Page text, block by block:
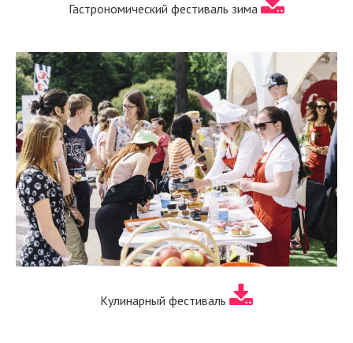
Гастрономический фестиваль зима
Кулинарный фестиваль